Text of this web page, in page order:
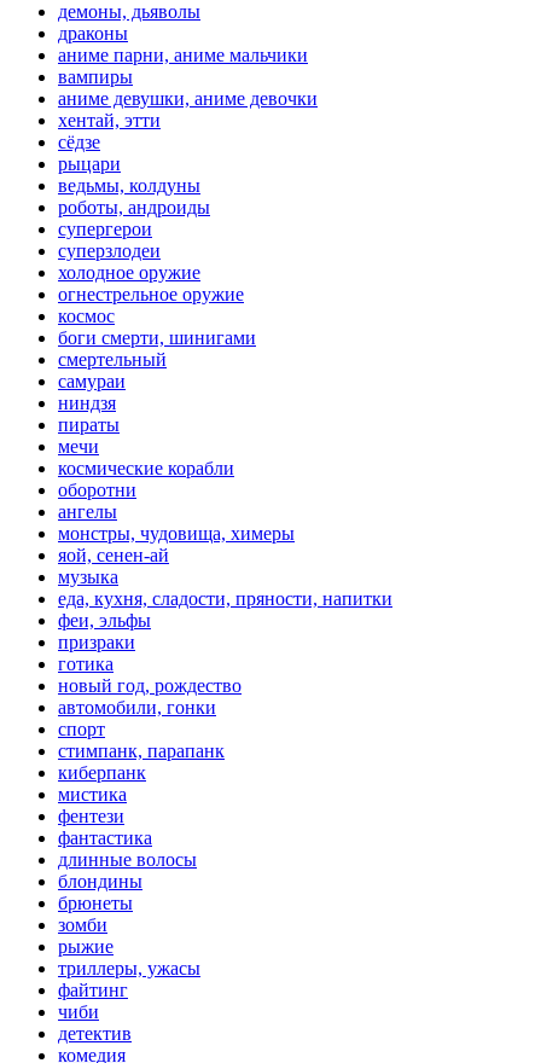
демоны, дьяволы
драконы
аниме парни, аниме мальчики
вампиры
аниме девушки, аниме девочки
хентай, этти
сёдзе
рыцари
ведьмы, колдуны
роботы, андроиды
супергерои
суперзлодеи
холодное оружие
огнестрельное оружие
космос
боги смерти, шинигами
смертельный
самураи
ниндзя
пираты
мечи
космические корабли
оборотни
ангелы
монстры, чудовища, химеры
яой, сенен-ай
музыка
еда, кухня, сладости, пряности, напитки
феи, эльфы
призраки
готика
новый год, рождество
автомобили, гонки
спорт
стимпанк, парапанк
киберпанк
мистика
фентези
фантастика
длинные волосы
блондины
брюнеты
зомби
рыжие
триллеры, ужасы
файтинг
чиби
детектив
комедия